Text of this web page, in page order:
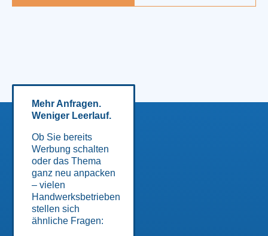
Mehr Anfragen.
Weniger Leerlauf.
Ob Sie bereits
Werbung schalten
oder das Thema
ganz neu anpacken
– vielen
Handwerksbetrieben
stellen sich
ähnliche Fragen: